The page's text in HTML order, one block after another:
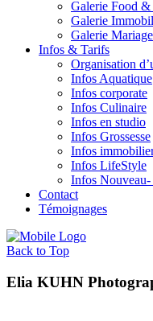
Galerie Food &
Galerie
Galerie
Infos & Tarifs
Organisation
Infos Aquatique
Infos corporate
Infos Culinaire
Infos en studio
Infos Grossesse
Infos
Infos LifeStyle
Infos
Contact
Témoignages
Back to Top
Elia KUHN